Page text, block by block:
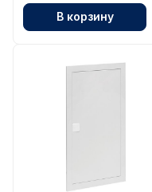
В корзину